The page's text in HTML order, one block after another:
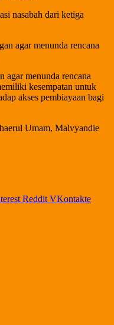
nasabah dari ketiga
agar menunda rencana
agar menunda rencana
kesempatan untuk
akses pembiayaan bagi
Umam, Malvyandie
Reddit VKontakte